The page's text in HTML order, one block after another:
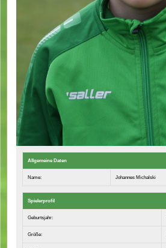
Allgemeine Daten
Name: Johannes Michalski
Spielerprofil
Geburtsjahr:
Größe: